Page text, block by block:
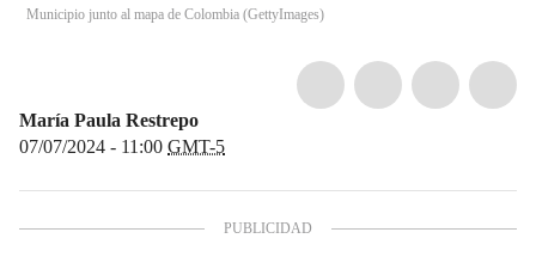
Municipio junto al mapa de Colombia (GettyImages)
María Paula Restrepo
07/07/2024 - 11:00 GMT-5